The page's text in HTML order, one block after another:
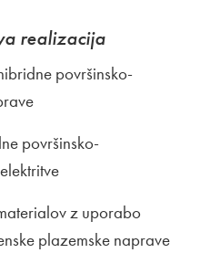
realizacija
površinsko-
površinsko-
z uporabo
plazemske naprave